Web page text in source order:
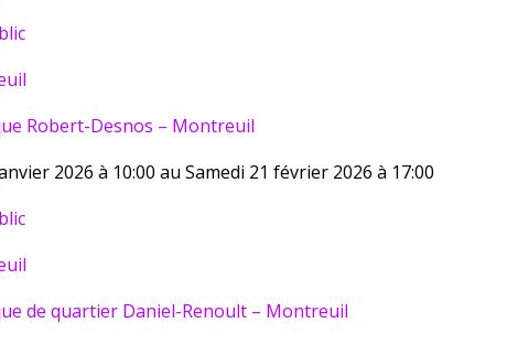
Robert-Desnos – Montreuil
2026 à 10:00 au Samedi 21 février 2026 à 17:00
de quartier Daniel-Renoult – Montreuil